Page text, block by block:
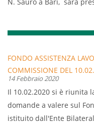
Borsa Lavoro Turismo
del Turismo Puglia con il
e 6 marzo all’interno del
della Fiera del Levante, a
marzo 2020 e si pone
l’occasione a tanti
migliorare la propria
attraverso attività di
FONDO ASSISTENZA
COMMISSIONE DEL
14 Febbraio 2020
Il 10.02.2020 si è riunita
domande a valere sul
istituito dall'Ente